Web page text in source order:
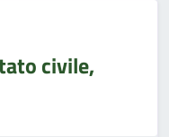
civile,